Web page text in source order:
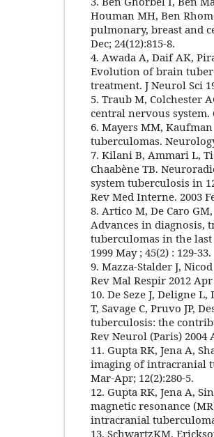
Houman MH, Ben
pulmonary, breast and
Dec; 24(12):815-8.
4. Awada A, Daif AK,
Evolution of brain
treatment. J Neurol Sci
5. Traub M, Colchester
central nervous system.
6. Mayers MM,
tuberculomas.
7. Kilani B, Ammari L,
Chaabène TB.
system tuberculosis in
Rev Med Interne. 2003
8. Artico M, De Caro
Advances in diagnosis,
tuberculomas in the last
1999 May ; 45(2) : 129-33.
9. Mazza-Stalder J,
Rev Mal Respir 2012 Apr
10. De Seze J, Deligne
T, Savage C, Pruvo JP,
tuberculosis: the
Rev Neurol (Paris) 2004
11. Gupta RK, Jena A,
imaging of intracranial
Mar-Apr; 12(2):280-5.
12. Gupta RK, Jena A,
magnetic resonance
intracranial
13. SchwartzKM,